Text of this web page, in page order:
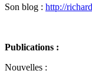
Son blog : http://
Publications :
Nouvelles :